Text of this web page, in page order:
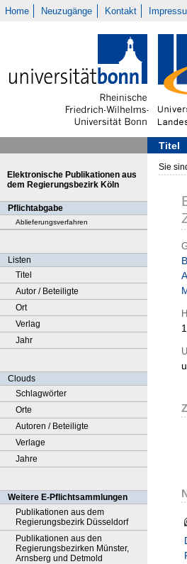
Home Neuzugänge Kontakt
Titel
Elektronische Publikationen aus
dem Regierungsbezirk Köln
Pflichtabgabe
Ablieferungsverfahren
Listen
Titel
Autor / Beteiligte
Ort
Verlag
Jahr
Clouds
Schlagwörter
Orte
Autoren / Beteiligte
Verlage
Jahre
Weitere E-Pflichtsammlungen
Publikationen aus dem
Regierungsbezirk Düsseldorf
Publikationen aus den
Regierungsbezirken Münster,
Arnsberg und Detmold
Sie